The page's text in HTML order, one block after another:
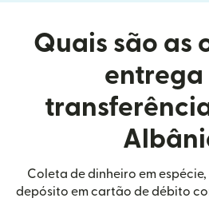
Quais são as
entrega
Coleta de dinheiro em
depósito em cartão de débito